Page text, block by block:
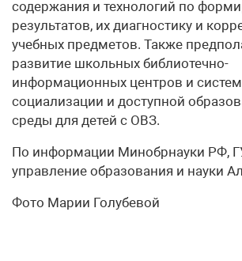
содержания и технологий по
результатов, их диагностику и
учебных предметов. Также
развитие школьных библиотечно-
информационных центров и
социализации и доступной
среды для детей с ОВЗ.
По информации Минобрнауки РФ,
управление образования и науки
Фото Марии Голубевой